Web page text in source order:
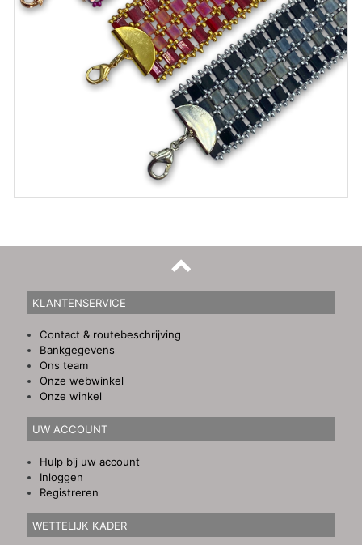
KLANTENSERVICE
Contact & routebeschrijving
Bankgegevens
Ons team
Onze webwinkel
Onze winkel
UW ACCOUNT
Hulp bij uw account
Inloggen
Registreren
WETTELIJK KADER